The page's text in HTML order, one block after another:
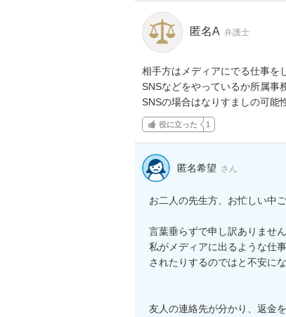
匿名A 弁護士
相手方はメディアにでる仕事を
SNSなどをやっているか所属事
SNSの場合はなりすましの可能
役に立った 1
匿名希望 さん
お二人の先生方、お忙しい中
言葉垂らずで申し訳ありません
私がメディアに出るような仕
されたりするのではと不安にな
友人の連絡先が分かり、返金